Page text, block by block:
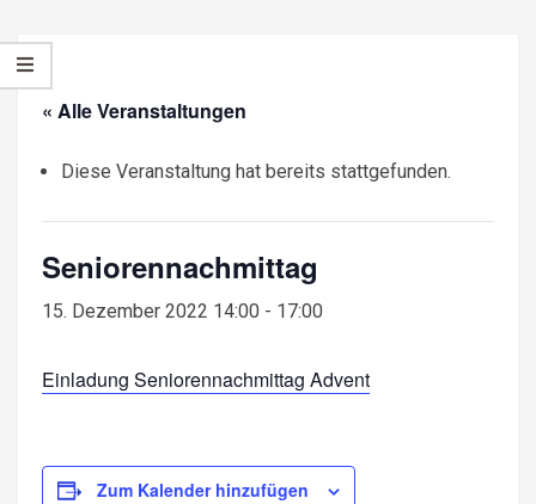
Navigation
Menu
« Alle Veranstaltungen
Diese Veranstaltung hat bereits stattgefunden.
Seniorennachmittag
15. Dezember 2022 14:00 - 17:00
Einladung Seniorennachmittag Advent
Zum Kalender hinzufügen